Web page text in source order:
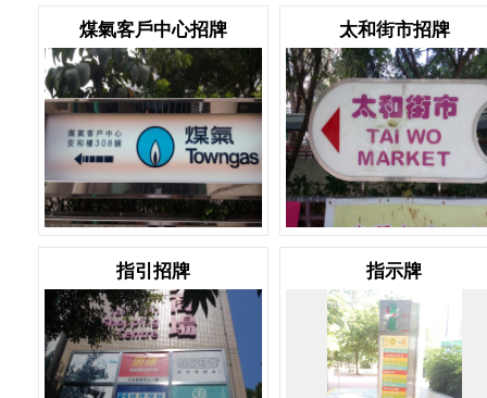
煤氣客戶中心招牌 太和街市招牌
指引招牌 指示牌